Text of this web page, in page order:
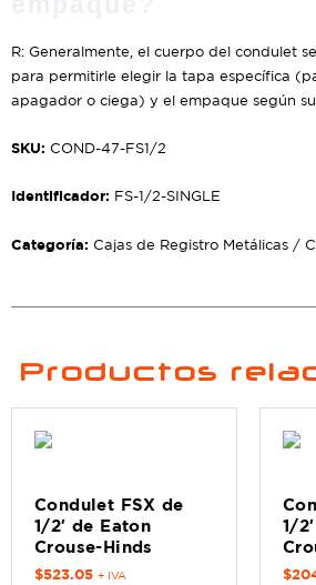
R: Generalmente, el cuerpo del condulet
para permitirle elegir la tapa específica
apagador o ciega) y el empaque según su
SKU: COND-47-FS1/2
Identificador: FS-1/2-SINGLE
Categoría: Cajas de Registro Metálicas /
Productos
Condulet FSX de
1/2′ de Eaton
Crouse-Hinds
$523.05 + IVA
1/
$